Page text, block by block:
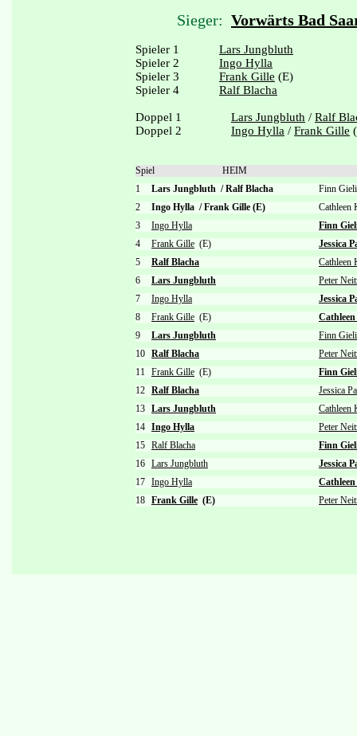
Sieger: Vorwärts Bad
Spieler 1
Lars Jungbluth
Spieler 2
Ingo Hylla
Spieler 3
Frank Gille (E)
Spieler 4
Ralf Blacha
Doppel 1 Lars Jungbluth / Ralf
Doppel 2
Ingo Hylla / Frank Gille
Spiel
HEIM
1
Lars Jungbluth /Ralf Blacha
Finn
2
Ingo Hylla /Frank Gille (E)
3
Ingo Hylla
Finn
4
Frank Gille (E)
Jessica
5
Ralf Blacha
Cathleen
6
Lars Jungbluth
Peter
7
Ingo Hylla
Jessica
8
Frank Gille (E)
9
Lars Jungbluth
Finn
10 Ralf Blacha
Peter
11 Frank Gille (E)
Finn
12 Ralf Blacha
Jessica
13 Lars Jungbluth
Cathleen
14 Ingo Hylla
Peter
15 Ralf Blacha
Finn
16 Lars Jungbluth
Jessica
17 Ingo Hylla
18 Frank Gille (E) Peter